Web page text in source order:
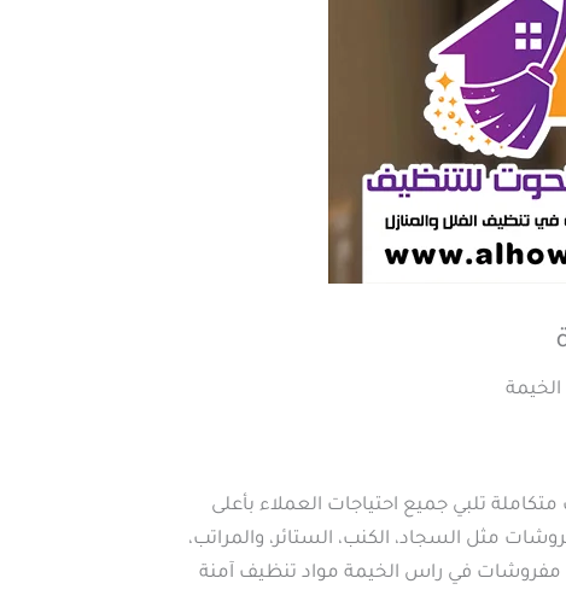
تلبي جميع احتياجات العملاء بأعلى
مثل السجاد، الكنب، الستائر، والمراتب،
مفروشات في راس الخيمة مواد تنظيف آمنة